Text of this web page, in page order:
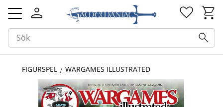
Meny
FIGURSPEL WARGAMES ILLUSTRATED